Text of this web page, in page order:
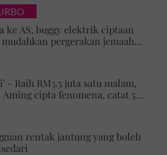
ke AS, buggy elektrik ciptaan
pergerakan jemaah
- Raih RM3.5 juta satu malam,
cipta fenomena, catat 5
rentak jantung yang boleh